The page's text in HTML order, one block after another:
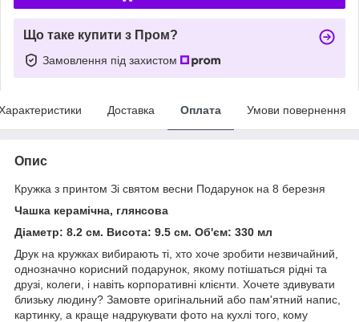
Що таке купити з Пром?
Замовлення під захистом
Доставка Оплата Умови повернення
Опис
Кружка з принтом Зі святом весни Подарунок на 8 березня
Чашка керамічна, глянсова
Діаметр: 8.2 см. Висота: 9.5 см. Об'єм: 330 мл
Друк на кружках вибирають ті, хто хоче зробити незвичайний,
однозначно корисний подарунок, якому потішаться рідні та
друзі, колеги, і навіть корпоративні клієнти. Хочете здивувати
близьку людину? Замовте оригінальний або пам'ятний напис,
картинку, а краще надрукувати фото на кухлі того, кому